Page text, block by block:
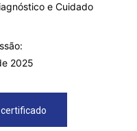
e Cuidado
2025